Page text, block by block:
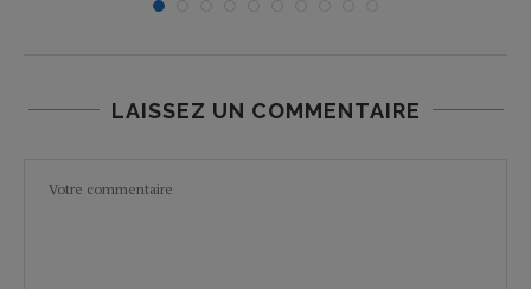
LAISSEZ UN COMMENTAIRE